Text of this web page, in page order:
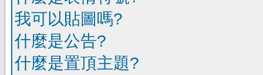
我可以貼圖嗎?
什麼是公告?
什麼是置頂主題?